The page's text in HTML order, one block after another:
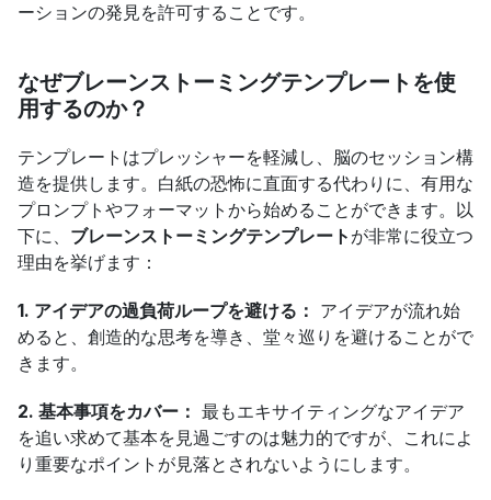
ーションの発見を許可することです。
なぜブレーンストーミングテンプレートを使
用するのか？
テンプレートはプレッシャーを軽減し、脳のセッション構
造を提供します。白紙の恐怖に直面する代わりに、有用な
プロンプトやフォーマットから始めることができます。以
下に、 ブレーンストーミングテンプレート が非常に役立つ
理由を挙げます：
1. アイデアの過負荷ループを避ける： アイデアが流れ始
めると、創造的な思考を導き、堂々巡りを避けることがで
きます。
2. 基本事項をカバー： 最もエキサイティングなアイデア
を追い求めて基本を見過ごすのは魅力的ですが、これによ
り重要なポイントが見落とされないようにします。